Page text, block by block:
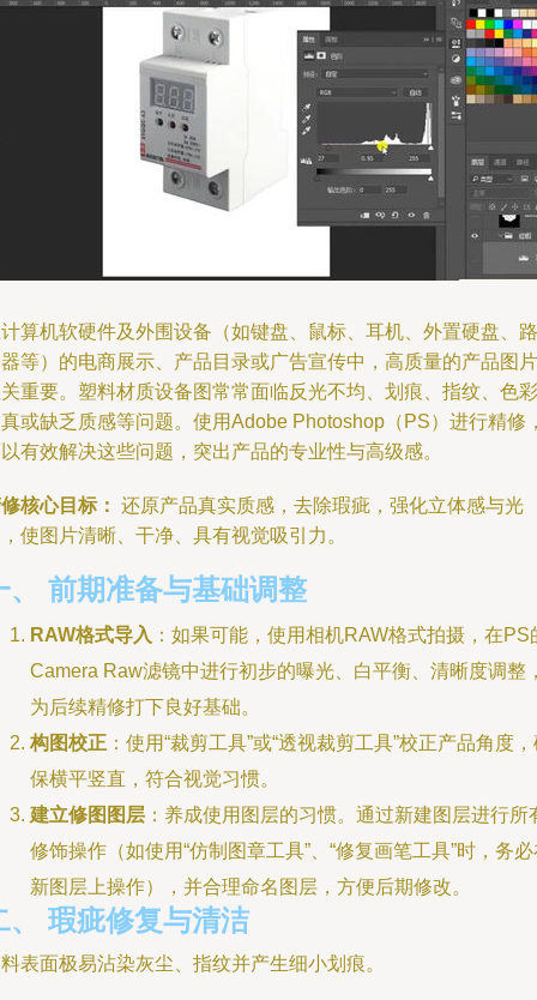
算机软硬件及外围设备（如键盘、鼠标、耳机、外置硬盘、路
等）的电商展示、产品目录或广告宣传中，高质量的产品图片
重要。塑料材质设备图常常面临反光不均、划痕、指纹、色彩
或缺乏质感等问题。使用Adobe Photoshop（PS）进行精修
有效解决这些问题，突出产品的专业性与高级感。
核心目标： 还原产品真实质感，去除瑕疵，强化立体感与光
使图片清晰、干净、具有视觉吸引力。
、 前期准备与基础调整
RAW格式导入 ：如果可能，使用相机RAW格式拍摄，在PS
Camera Raw滤镜中进行初步的曝光、白平衡、清晰度调整
为后续精修打下良好基础。
构图校正 ：使用“裁剪工具”或“透视裁剪工具”校正产品角度
保横平竖直，符合视觉习惯。
建立修图图层 ：养成使用图层的习惯。通过新建图层进行所
修饰操作（如使用“仿制图章工具”、“修复画笔工具”时，务
新图层上操作），并合理命名图层，方便后期修改。
、 瑕疵修复与清洁
表面极易沾染灰尘、指纹并产生细小划痕。